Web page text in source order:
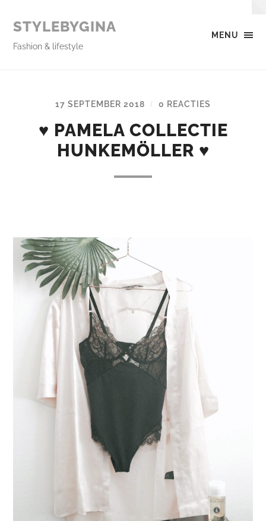
MENU
STYLEBYGINA
Fashion & lifestyle
17 SEPTEMBER 2018 / 0 REACTIES
♥ PAMELA COLLECTIE
HUNKEMÖLLER ♥